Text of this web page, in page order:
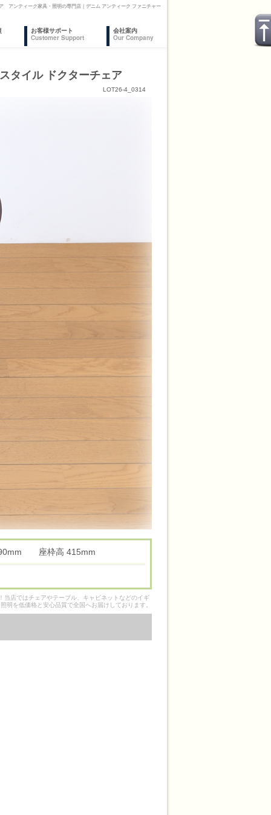
アンティーク家具・照明の専門店｜デニム アンティーク ファニチャー
お客様サポート
Customer Support
会社案内
Our Company
タイル ドクターチェア
LOT26-4_0314
座枠高 415mm
店ではチェアやテーブル、キャビネットなどのイギ
明を低価格と安心品質で全国へお届けしております。